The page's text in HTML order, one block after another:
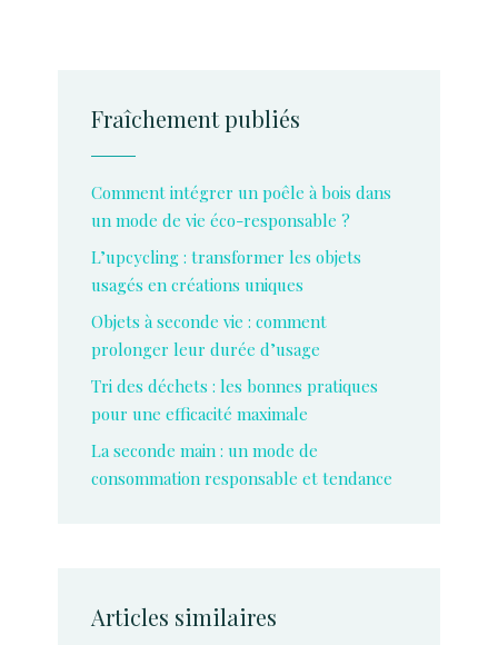
Fraîchement publiés
Comment intégrer un poêle à bois dans
un mode de vie éco-responsable ?
L’upcycling : transformer les objets
usagés en créations uniques
Objets à seconde vie : comment
prolonger leur durée d’usage
Tri des déchets : les bonnes pratiques
pour une efficacité maximale
La seconde main : un mode de
consommation responsable et tendance
Articles similaires